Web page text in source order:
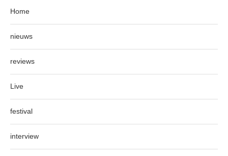
Home
nieuws
reviews
Live
festival
interview